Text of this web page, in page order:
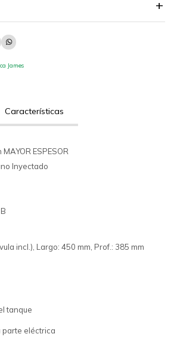

James
Características
MAYOR ESPESOR
Inyectado
incl.), Largo: 450 mm, Prof.: 385 mm
tanque
parte eléctrica